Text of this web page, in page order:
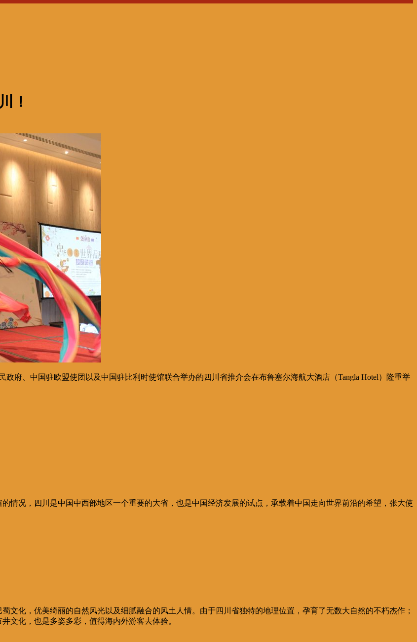
！
政府、中国驻欧盟使团以及中国驻比利时使馆联合举办的四川省推介会在布鲁塞尔海航大酒店（Tangla Hotel）隆重举
情况，四川是中国中西部地区一个重要的大省，也是中国经济发展的试点，承载着中国走向世界前沿的希望，张大使
文化，优美绮丽的自然风光以及细腻融合的风土人情。由于四川省独特的地理位置，孕育了无数大自然的不朽杰作；
文化，也是多姿多彩，值得海内外游客去体验。